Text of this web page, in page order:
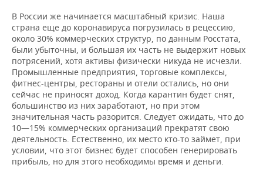
В России же начинается масштабный кризис. Наша
страна еще до коронавируса погрузилась в рецессию,
около 30% коммерческих структур, по данным Росстата,
были убыточны, и большая их часть не выдержит новых
потрясений, хотя активы физически никуда не исчезли.
Промышленные предприятия, торговые комплексы,
фитнес-центры, рестораны и отели остались, но они
сейчас не приносят доход. Когда карантин будет снят,
большинство из них заработают, но при этом
значительная часть разорится. Следует ожидать, что до
10—15% коммерческих организаций прекратят свою
деятельность. Естественно, их место кто-то займет, при
условии, что этот бизнес будет способен генерировать
прибыль, но для этого необходимы время и деньги.